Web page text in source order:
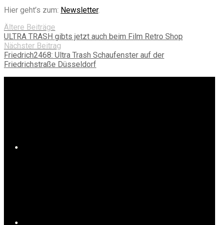
Hier geht’s zum: Newsletter.
Ältere Beiträge
ULTRA TRASH gibts jetzt auch beim Film Retro Shop
Nächster Beitrag
Friedrich2468: Ultra Trash Schaufenster auf der
Friedrichstraße Düsseldorf